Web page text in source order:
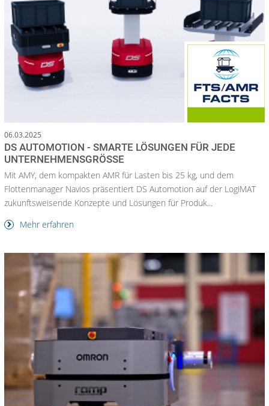
06.03.2025
DS AUTOMOTION - SMARTE LÖSUNGEN FÜR JEDE
UNTERNEHMENSGRÖSSE
Mit AMY, dem kompakten AMR für Lasten bis 25 kg, und dem
Flottenmanager Navios präsentiert DS Automotion auf der LogiMAT
zukunftsweisende Konzepte und Lösungen für Produk...
Mehr erfahren